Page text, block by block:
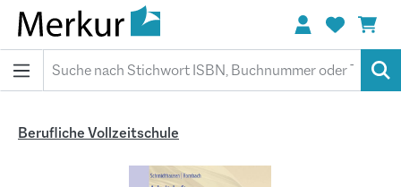
springen
Berufliche Vollzeitschule
Bildergalerie überspringen